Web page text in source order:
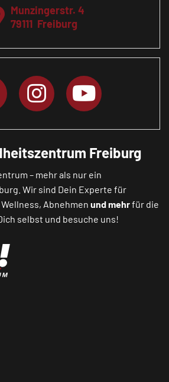
Munzingerstr. 4
79111 Freiburg
Freiburg
– mehr als nur ein
Wir sind Dein Experte für
Abnehmen und mehrfür die
selbst und besuche uns!